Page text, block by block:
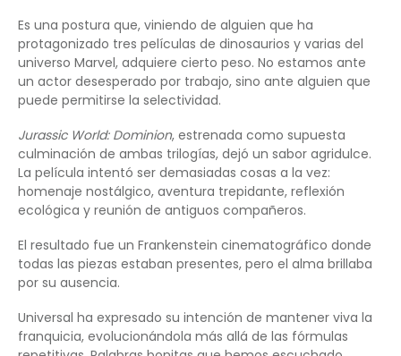
Es una postura que, viniendo de alguien que ha
protagonizado tres películas de dinosaurios y varias del
universo Marvel, adquiere cierto peso. No estamos ante
un actor desesperado por trabajo, sino ante alguien que
puede permitirse la selectividad.
Jurassic World: Dominion, estrenada como supuesta
culminación de ambas trilogías, dejó un sabor agridulce.
La película intentó ser demasiadas cosas a la vez:
homenaje nostálgico, aventura trepidante, reflexión
ecológica y reunión de antiguos compañeros.
El resultado fue un Frankenstein cinematográfico donde
todas las piezas estaban presentes, pero el alma brillaba
por su ausencia.
Universal ha expresado su intención de mantener viva la
franquicia, evolucionándola más allá de las fórmulas